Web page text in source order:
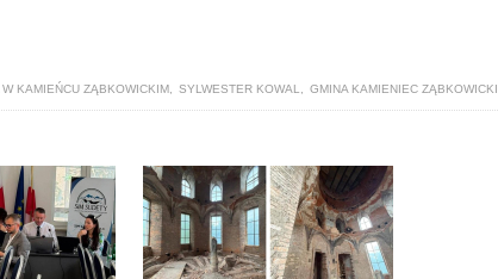
KAMIEŃCU ZĄBKOWICKIM SYLWESTER KOWAL GMINA KAMIENIEC ZĄBKOWICKI